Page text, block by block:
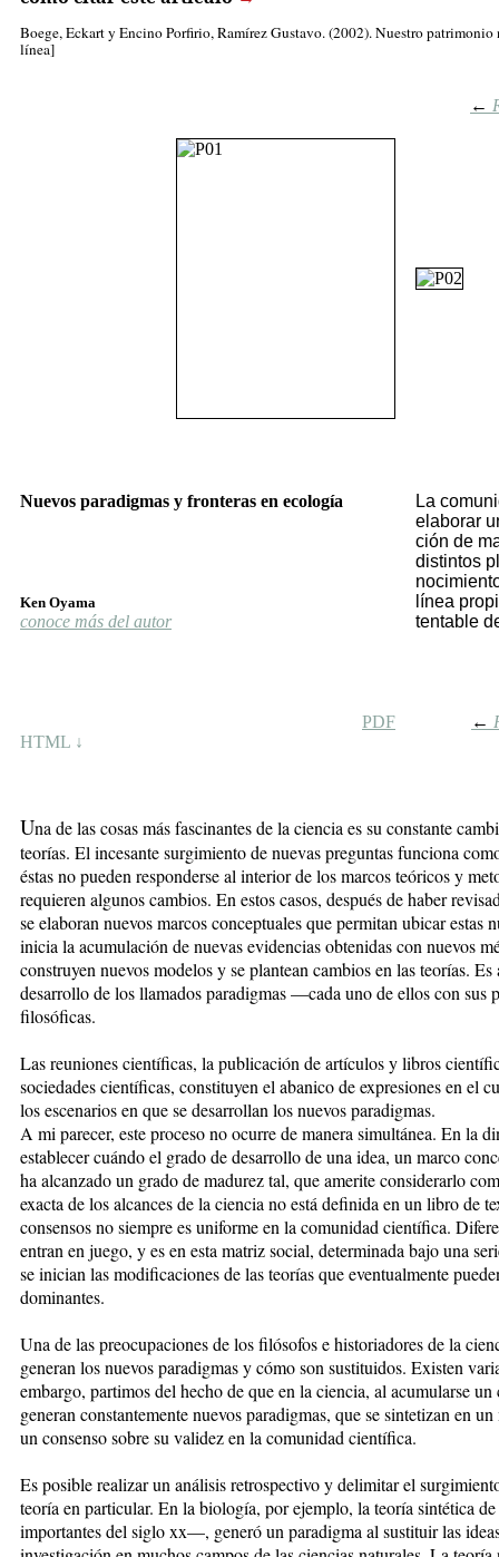
Boege, Eckarty Encino Porfirio, Ramírez Gustavo. (2002). Nuestro
línea]
←
Nuevos paradigmas y fronteras en ecología
La
ela­bo­rar
ción de
dis­tin­tos
lí­nea
ten­ta­ble
Ken Oyama
conoce más del autor
HTML ↓
PDF ←
Una de las cosas más fascinantes de la ciencia es su constante
teorías. El incesante surgimiento de nuevas preguntas funciona
éstas no pueden responderse al interior de los marcos teóricos y
requieren algunos cambios. En estos casos, después de haber
se elaboran nuevos marcos conceptuales que permitan ubicar estas
inicia la acumulación de nuevas evidencias obtenidas con nuevos
construyen nuevos modelos y se plantean cambios en las teorías.
desarrollo de los llamados paradigmas —cada uno de ellos con sus
filosóficas.
Las reuniones científicas, la publicación de artículos y libros
sociedades científicas, constituyen el abanico de expresiones en el
los escenarios en que se desarrollan los nuevos paradigmas.
A mi parecer, este proceso no ocurre de manera simultánea. En la
establecer cuándo el grado de desarrollo de una idea, un marco
ha alcanzado un grado de madurez tal, que amerite considerarlo
exacta de los alcances de la ciencia no está definida en un libro de
consensos no siempre es uniforme en la comunidad científica.
entran en juego, y es en esta matriz social, determinada bajo una
se inician las modificaciones de las teorías que eventualmente
dominantes.
Una de las preocupaciones de los filósofos e historiadores de la
generan los nuevos paradigmas y cómo son sustituidos. Existen
embargo, partimos del hecho de que en la ciencia, al acumularse
generan constantemente nuevos paradigmas, que se sintetizan en
un consenso sobre su validez en la comunidad científica.
Es posible realizar un análisis retrospectivo y delimitar el
teoría en particular. En la biología, por ejemplo, la teoría sintética
importantes del siglo xx—, generó un paradigma al sustituir las